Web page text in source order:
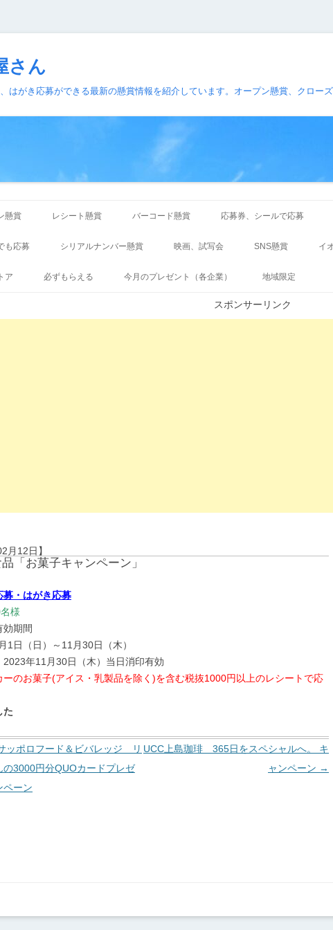
さん
はがき応募ができる最新の懸賞情報を紹介しています。オープン懸賞、クロー
ン
ツ
懸賞 レシート懸賞 バーコード懸賞 応募券、シールで応募
も応募 シリアルナンバー懸賞 映画、試写会 SNS懸賞 イ
ア 必ずもらえる 今月のプレゼント（各企業） 地域限定
スポンサーリンク
月12日】
「お菓子キャンペーン」
・はがき応募
様
効期間
1日（日）～11月30日（木）
年11月30日（木）当日消印有効
ーのお菓子(アイス・乳製品を除く)を含む税抜1000円以上のレシートで応
た
ッポロフード＆ビバレッジ リ
の3000円分QUOカードプレゼ
ペーン
UCC上島珈琲 365日をスペシャルへ。 キ
ャンペーン →